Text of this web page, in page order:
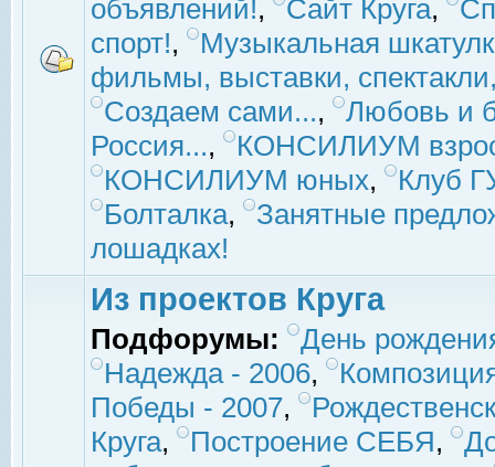
объявлений!, Сайт Круга,
спорт!,
Музыкальная
фильмы, выставки,
Создаем сами...,
Любовь и
Россия...,
КОНСИЛИУМ
КОНСИЛИУМ юных,
Клуб
Болталка,
Занятные
лошадках!
Из проектов Круга
Подфорумы:
День
Надежда - 2006,
Победы - 2007,
Круга, Построение СЕБЯ,